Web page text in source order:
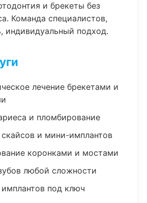
и брекеты без
Команда специалистов,
индивидуальный подход.
лечение брекетами и
и пломбирование
скайсов и мини-имплантов
коронками и мостами
любой сложности
имплантов под ключ